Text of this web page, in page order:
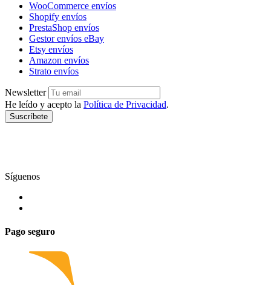
WooCommerce envíos
Shopify envíos
PrestaShop envíos
Gestor envíos eBay
Etsy envíos
Amazon envíos
Strato envíos
Newsletter
He leído y acepto la Política de Privacidad.
Suscríbete
Síguenos
Pago seguro